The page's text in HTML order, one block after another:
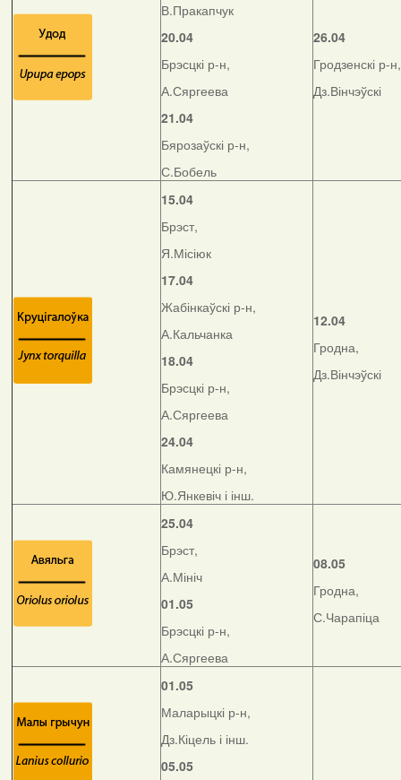
В.Пракапчук
20.04
Брэсцкі р-н,
А.Сяргеева
21.04
Бярозаўскі р-н,
С.Бобель
26.04
Гродзенскі р-н,
Дз.Вінчэўскі
15.04
Брэст,
Я.Місіюк
17.04
Жабінкаўскі р-н,
А.Кальчанка
18.04
Брэсцкі р-н,
А.Сяргеева
24.04
Камянецкі р-н,
Ю.Янкевіч і інш.
12.04
Гродна,
Дз.Вінчэўскі
25.04
Брэст,
А.Мініч
01.05
Брэсцкі р-н,
А.Сяргеева
08.05
Гродна,
С.Чарапіца
01.05
Маларыцкі р-н,
Дз.Кіцель і інш.
05.05